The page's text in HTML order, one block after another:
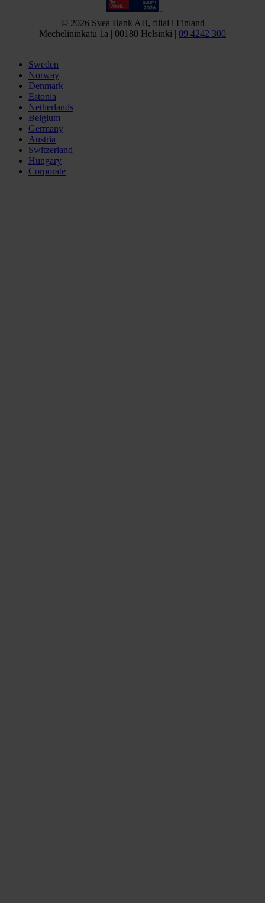
© 2026 Svea Bank AB, filial i Finland
Mechelininkatu 1a | 00180 Helsinki | 09 4242 300
Sweden
Norway
Denmark
Estonia
Netherlands
Belgium
Germany
Austria
Switzerland
Hungary
Corporate